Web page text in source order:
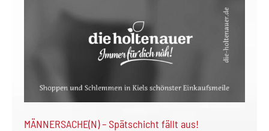
MÄNNERSACHE(N) – Spätschicht fällt aus!